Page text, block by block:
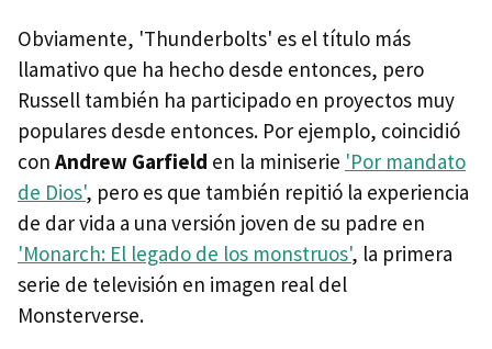
Obviamente, 'Thunderbolts' es el título más
llamativo que ha hecho desde entonces, pero
Russell también ha participado en proyectos muy
populares desde entonces. Por ejemplo, coincidió
con Andrew Garfield en la miniserie 'Por mandato
de Dios', pero es que también repitió la experiencia
de dar vida a una versión joven de su padre en
'Monarch: El legado de los monstruos', la primera
serie de televisión en imagen real del
Monsterverse.